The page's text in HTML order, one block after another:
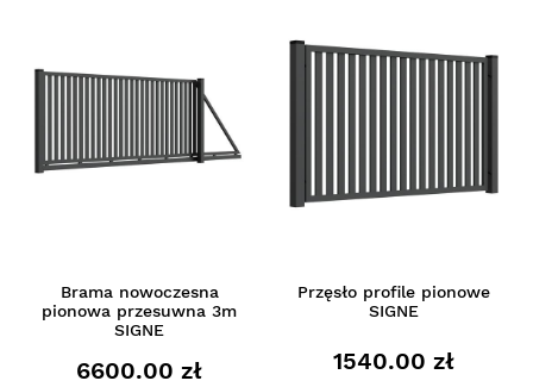
Brama nowoczesna
pionowa przesuwna 3m
SIGNE
6600.00 zł
Przęsło profile pionowe
SIGNE
1540.00 zł